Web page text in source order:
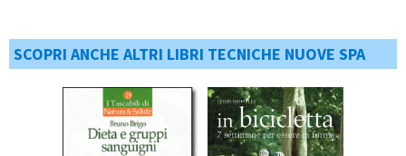
SCOPRI ANCHE ALTRI LIBRI TECNICHE NUOVE SPA